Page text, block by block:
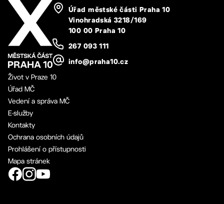
Úřad městské části Praha 10
Vinohradská 3218/169
100 00 Praha 10
267 093 111
info@praha10.cz
Život v Praze 10
Úřad MČ
Vedení a správa MČ
E-služby
Kontakty
Ochrana osobních údajů
Prohlášení o přístupnosti
Mapa stránek